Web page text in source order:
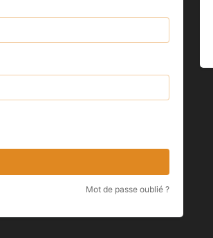
Mot de passe oublié ?